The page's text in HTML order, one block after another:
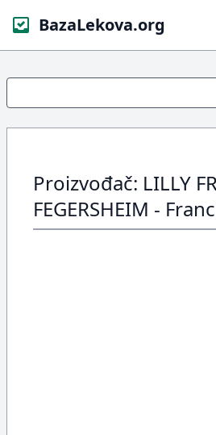
BazaLekova.org
Proizvođač: LILLY
FEGERSHEIM -